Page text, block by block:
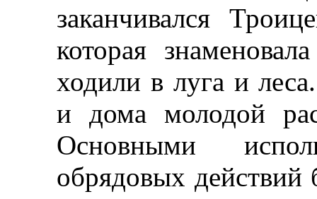
заканчивался
которая
ходили в луга и
и дома молодой
Основными
обрядовых